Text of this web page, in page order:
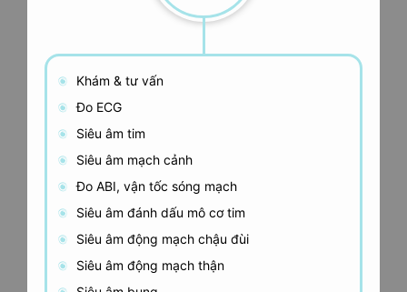
Khám & tư vấn
Đo ECG
Siêu âm tim
Siêu âm mạch cảnh
Đo ABI, vận tốc sóng mạch
Siêu âm đánh dấu mô cơ tim
Siêu âm động mạch chậu đùi
Siêu âm động mạch thận